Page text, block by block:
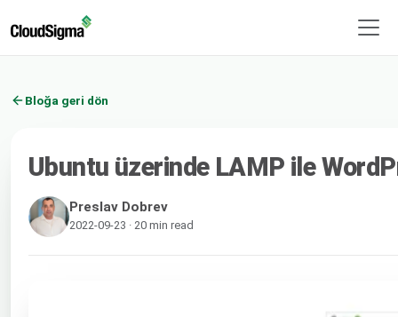
Bloğa geri dön
Ubuntu üzerinde LAMP ile
Preslav Dobrev
2022-09-23 · 20 min read